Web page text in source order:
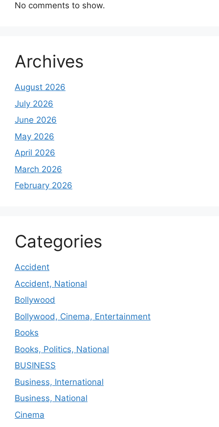
No comments to show.
Archives
August 2026
July 2026
June 2026
May 2026
April 2026
March 2026
February 2026
Categories
Accident
Accident, National
Bollywood
Bollywood, Cinema, Entertainment
Books
Books, Politics, National
BUSINESS
Business, International
Business, National
Cinema